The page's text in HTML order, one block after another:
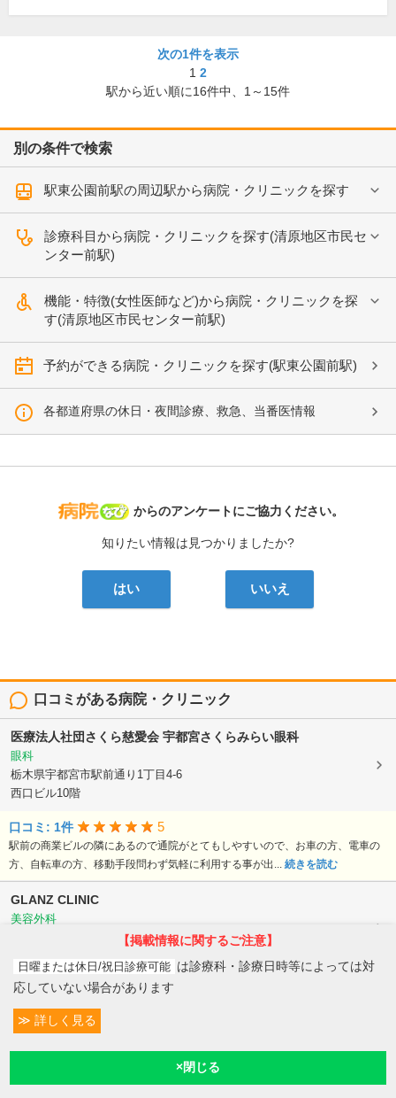
次の1件を表示
1 2
駅から近い順に16件中、 1～15件
別の条件で検索
駅東公園前駅の周辺駅から病院・クリニックを探す
診療科目から病院・クリニックを探す(清原地区市民セ
ンター前駅)
機能・特徴(女性医師など)から病院・クリニックを探
す(清原地区市民センター前駅)
予約ができる病院・クリニックを探す(駅東公園前駅)
各都道府県の休日・夜間診療、救急、当番医情報
病院なび
からのアンケートにご協力ください。
知りたい情報は見つかりましたか?
はい いいえ
口コミがある病院・クリニック
医療法人社団さくら慈愛会 宇都宮さくらみらい眼科
眼科
栃木県宇都宮市駅前通り1丁目4-6
西口ビル10階
口コミ: 1件 5
駅前の商業ビルの隣にあるので通院がとてもしやすいので、お車の方、電車の
方、自転車の方、移動手段問わず気軽に利用する事が出... 続きを読む
GLANZ CLINIC
美容外科
栃木県宇都宮市大通り2丁目1-4
口コミ: 1件 5
看護師さんも先生も優しくて、自分に合った施術をおすすめしてくれます。昔
の失敗とか効果なかった話をしたら同情して下さって、...
現在診療
【掲載情報に関するご注意】
日曜または休日/祝日診療可能 は診療科・診療日時等によっては対
応していない場合があります
詳しく見る